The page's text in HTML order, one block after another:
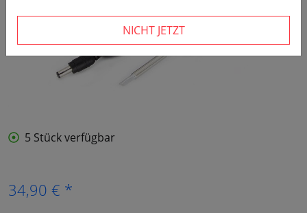
5 Stück verfügbar
34,90 € *
NICHT JETZT